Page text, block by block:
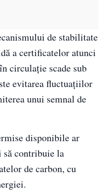
de stabilitate
a certificatelor atunci
circulație scade sub
evitarea fluctuațiilor
unui semnal de
disponibile ar
să contribuie la
de carbon, cu